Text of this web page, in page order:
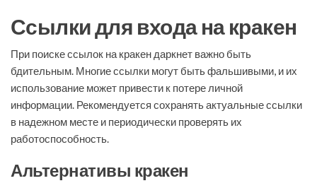
Ссылки для входа на кракен
При поиске ссылок на кракен даркнет важно быть
бдительным. Многие ссылки могут быть фальшивыми, и их
использование может привести к потере личной
информации. Рекомендуется сохранять актуальные ссылки
в надежном месте и периодически проверять их
работоспособность.
Альтернативы кракен